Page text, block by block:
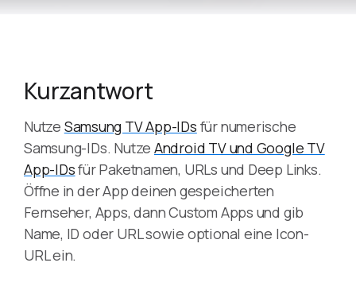
Kurzantwort
Nutze Samsung TV App-IDs für numerische
Samsung-IDs. Nutze Android TV und Google TV
App-IDsfür Paketnamen, URLs und Deep Links.
Öffne in der App deinen gespeicherten
Fernseher, Apps, dann Custom Apps und gib
Name, ID oder URL sowie optional eine Icon-
URL ein.